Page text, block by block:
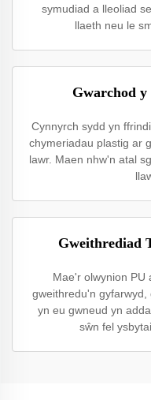
symudiad a lleoliad
llaeth neu le
Gwarchod
Cynnyrch sydd yn
chymeriadau plastig ar
lawr. Maen nhw'n atal
Gweithrediad
Mae'r olwynion PU
gweithredu'n
yn eu gwneud yn
sŵn fel